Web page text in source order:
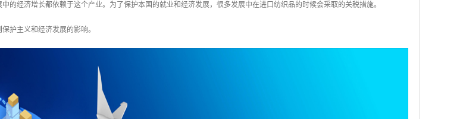
的经济增长都依赖于这个产业。为了保护本国的就业和经济发展，很多发展中在进口纺织品的时候会采取的关税措施。
护主义和经济发展的影响。